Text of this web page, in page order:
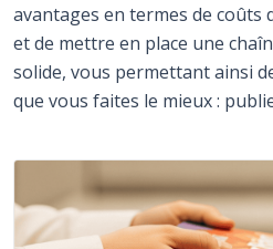
avantages en termes de coûts
et de mettre en place une
solide, vous permettant ainsi
que vous faites le mieux :